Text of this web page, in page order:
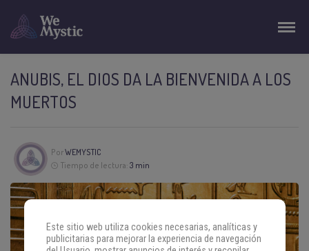
ANUBIS, EL DIOS DA LA BIENVENIDA A LOS
MUERTOS
PorWEMYSTIC
Tiempo de lectura: 3 min
Este sitio web utiliza cookies necesarias, analíticas y
publicitarias para mejorar la experiencia de navegación